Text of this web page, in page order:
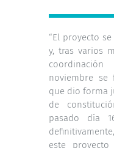
“El proyecto
y, tras varios
noviembre se
que dio forma
de
pasado día
este